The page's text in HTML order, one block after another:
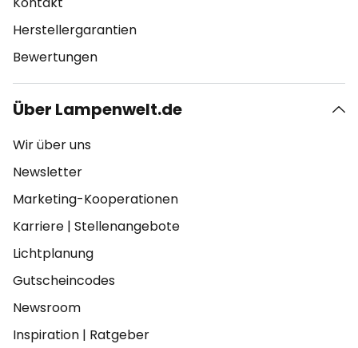
Herstellergarantien
Bewertungen
Über Lampenwelt.de
Wir über uns
Newsletter
Marketing-Kooperationen
Karriere | Stellenangebote
Lichtplanung
Gutscheincodes
Newsroom
Inspiration | Ratgeber